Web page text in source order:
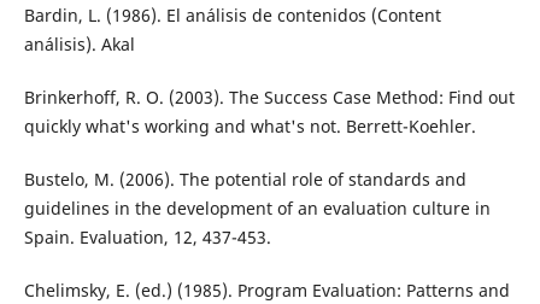
Bardin, L. (1986). El análisis de contenidos (Content
análisis). Akal
Brinkerhoff, R. O. (2003). The Success Case Method: Find out
quickly what's working and what's not. Berrett-Koehler.
Bustelo, M. (2006). The potential role of standards and
guidelines in the development of an evaluation culture in
Spain. Evaluation, 12, 437-453.
Chelimsky, E. (ed.) (1985). Program Evaluation: Patterns and